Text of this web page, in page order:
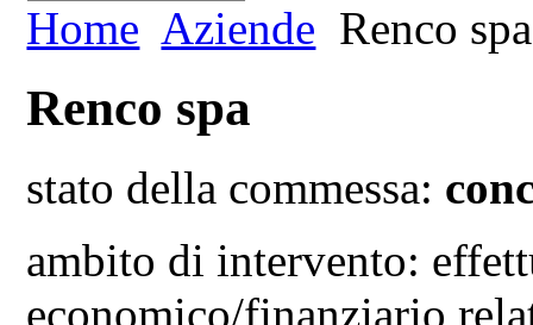
Home Aziende Renco spa
Renco spa
stato della commessa:
ambito di intervento:
economico/finanziario